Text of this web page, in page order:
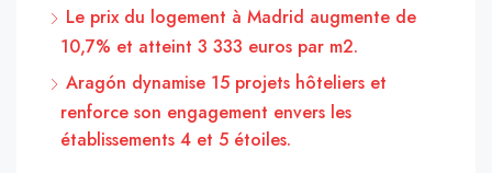
Le prix du logement à Madrid augmente de
10,7% et atteint 3 333 euros par m2.
Aragón dynamise 15 projets hôteliers et
renforce son engagement envers les
établissements 4 et 5 étoiles.